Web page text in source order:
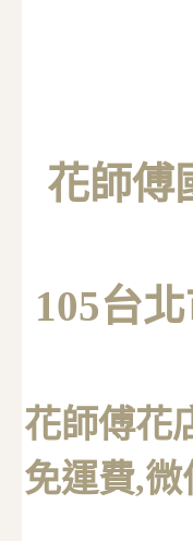
花師
105台
花師傅花
免運費,